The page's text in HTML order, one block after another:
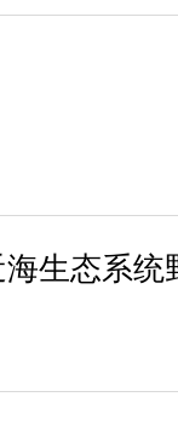
生态系统